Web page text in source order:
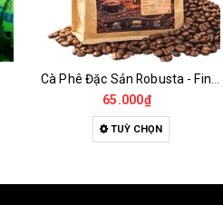
Trà hoa cà phê H2
135.000₫
MUA HÀNG